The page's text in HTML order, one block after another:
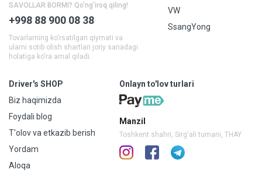
SAVOLLAR BORMI? Qo'ng'iroq qiling!
+998 88 900 08 38
Tovarlarning ko'rsatilgan qiymati va
ularni sotib olish shartlari joriy sanadagi
holatiga ko'ra amal qiladi.
VW
SsangYong
Driver's SHOP
Biz haqimizda
Foydali blog
T'olov va etkazib berish
Yordam
Aloqa
Onlayn to'lov turlari
Manzil
Toshkent shahri, Sirg'ali tumani, THAY